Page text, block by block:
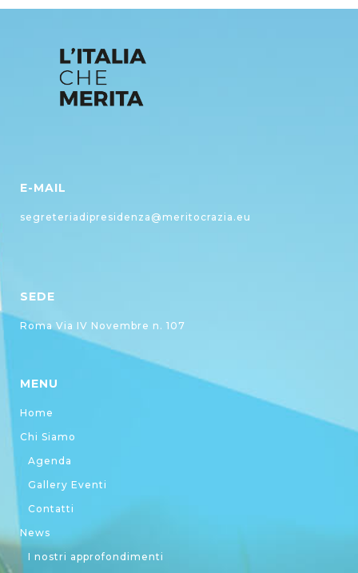
E-MAIL
segreteriadipresidenza@meritocrazia.eu
SEDE
Roma Via IV Novembre n. 107
MENU
Home
Chi Siamo
Agenda
Gallery Eventi
Contatti
News
I nostri approfondimenti